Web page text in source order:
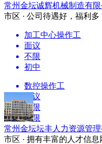
常州金坛诚辉机械制造有限
市区 · 公司待遇好，福利多
加工中心操作工
面议
不限
初中
数控操作工
面议
不限
不限
常州金坛坛丰人力资源管理
市区 · 拥有丰富的人才信